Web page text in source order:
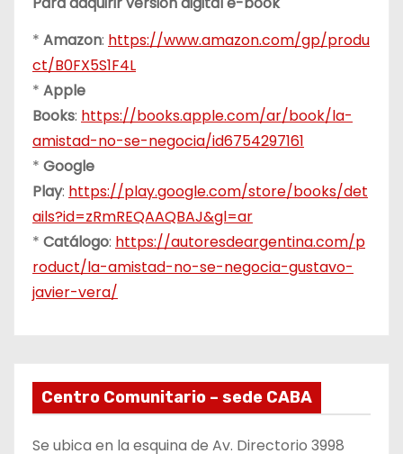
* Amazon: https://www.amazon.com/gp/produ
ct/B0FX5S1F4L
* Apple
Books: https://books.apple.com/ar/book/la-
amistad-no-se-negocia/id6754297161
* Google
Play: https://play.google.com/store/books/det
ails?id=zRmREQAAQBAJ&gl=ar
* Catálogo: https://autoresdeargentina.com/p
roduct/la-amistad-no-se-negocia-gustavo-
javier-vera/
Centro Comunitario – sede CABA
Se ubica en la esquina de Av. Directorio 3998